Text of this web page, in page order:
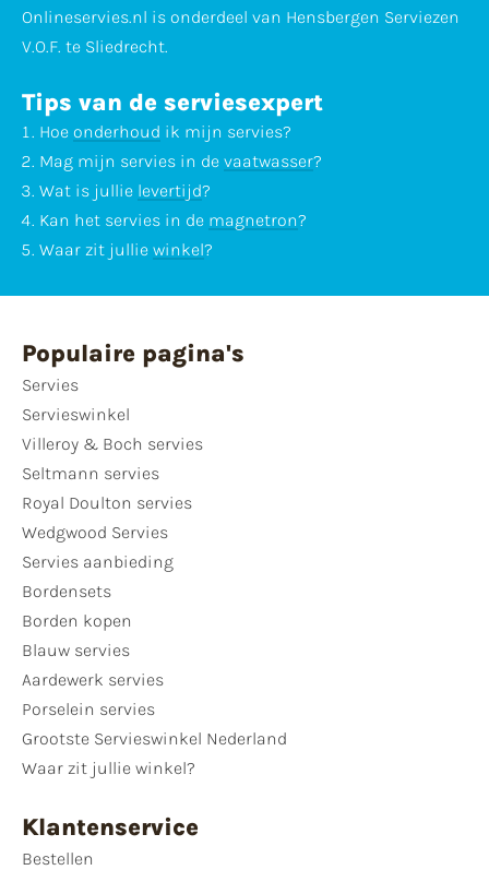
Onlineservies.nl is onderdeel van Hensbergen Serviezen
V.O.F. te Sliedrecht.
Tips van de serviesexpert
Hoe onderhoud ik mijn servies?
Mag mijn servies in de vaatwasser?
Wat is jullie levertijd?
Kan het servies in de magnetron?
Waar zit jullie winkel?
Populaire pagina's
Servies
Servieswinkel
Villeroy & Boch servies
Seltmann servies
Royal Doulton servies
Wedgwood Servies
Servies aanbieding
Bordensets
Borden kopen
Blauw servies
Aardewerk servies
Porselein servies
Grootste Servieswinkel Nederland
Waar zit jullie winkel?
Klantenservice
Bestellen